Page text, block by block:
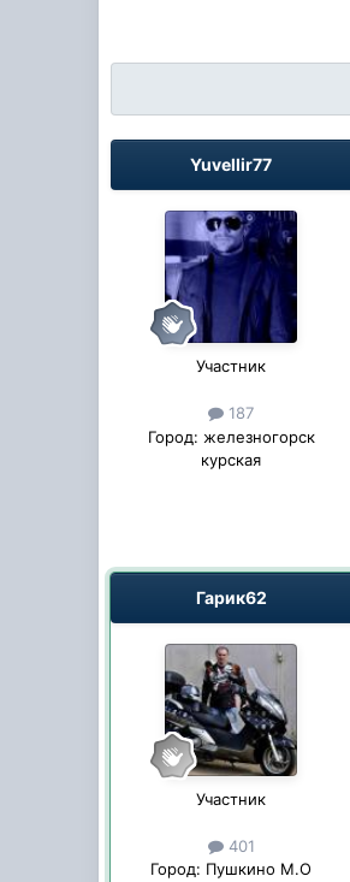
Yuvellir77
Участник
187
Город: железногорск
курская
Гарик62
Участник
401
Город: Пушкино М.О